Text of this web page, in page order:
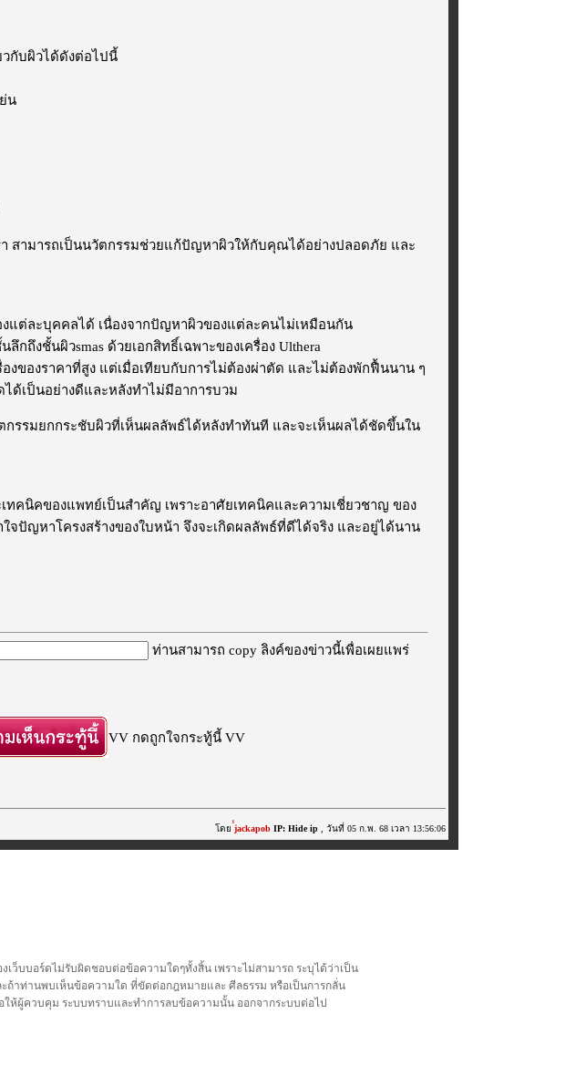
วกับผิวได้ดังต่อไปนี้
น
สามารถเป็นนวัตกรรมช่วยแก้ปัญหาผิวให้กับคุณได้อย่างปลอดภัย และ
แต่ละบุคคลได้ เนื่องจากปัญหาผิวของแต่ละคนไม่เหมือนกัน
ถึงชั้นผิวsmas ด้วยเอกสิทธิ์เฉพาะของเครื่อง Ulthera
งของราคาที่สูง แต่เมื่อเทียบกับการไม่ต้องผ่าตัด และไม่ต้องพักฟื้นนาน ๆ
ด้เป็นอย่างดีและหลังทำไม่มีอาการบวม
กรรมยกกระชับผิวที่เห็นผลลัพธ์ได้หลังทำทันที และจะเห็นผลได้ชัดขึ้นใน
ทคนิคของแพทย์เป็นสำคัญ เพราะอาศัยเทคนิคและความเชี่ยวชาญ ของ
ใจปัญหาโครงสร้างของใบหน้า จึงจะเกิดผลลัพธ์ที่ดีได้จริง และอยู่ได้นาน
ท่านสามารถ copy ลิงค์ของข่าวนี้เพื่อเผยแพร่
VV กดถูกใจกระทู้นี้ VV
โดย ่่jackapob IP: Hide ip , วันที่ 05 ก.พ. 68 เวลา 13:56:06
บบอร์ดไม่รับผิดชอบต่อข้อความใดๆทั้งสิ้น เพราะไม่สามารถ ระบุได้ว่าเป็น
าท่านพบเห็นข้อความใด ที่ขัดต่อกฎหมายและ ศีลธรรม หรือเป็นการกลั่น
ให้ผู้ควบคุม ระบบทราบและทำการลบข้อความนั้น ออกจากระบบต่อไป